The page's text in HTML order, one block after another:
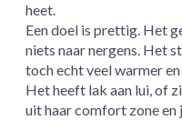
heet.
Een doel is prettig. Het
niets naar nergens. Het
toch echt veel warmer
Het heeft lak aan lui, of
uit haar comfort zone en